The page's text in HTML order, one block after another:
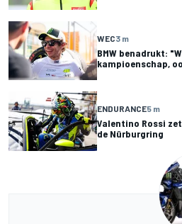
WEC3 m
BMW benadrukt:
kampioenschap,
ENDURANCE5 m
Valentino Rossi
de Nürburgring